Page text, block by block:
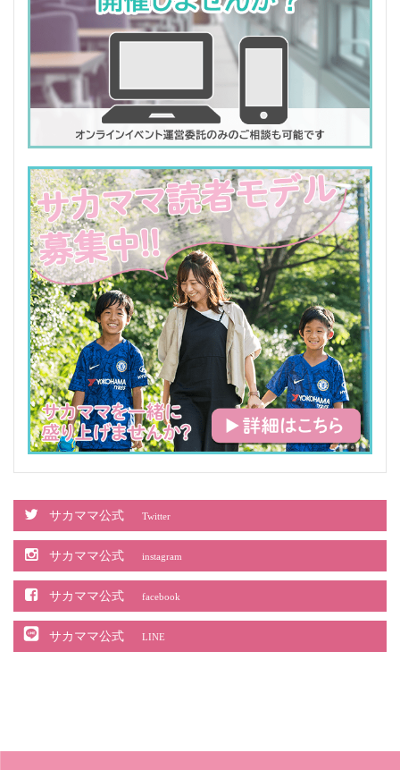
サカママ公式 Twitter
サカママ公式 instagram
サカママ公式 facebook
サカママ公式 LINE